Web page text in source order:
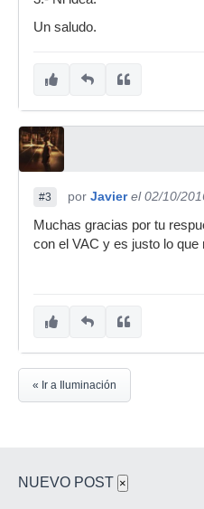
Un saludo.
#3 por Javier el 02/10/
Muchas gracias por tu
con el VAC y es justo lo que
« Ir a Iluminación
NUEVO POST ×